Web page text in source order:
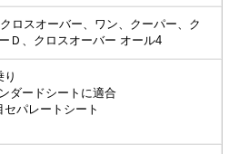
ロスオーバー、ワン、クーパー、ク
Ｄ、クロスオーバー オール4
り
ダードシートに適合
セパレートシート